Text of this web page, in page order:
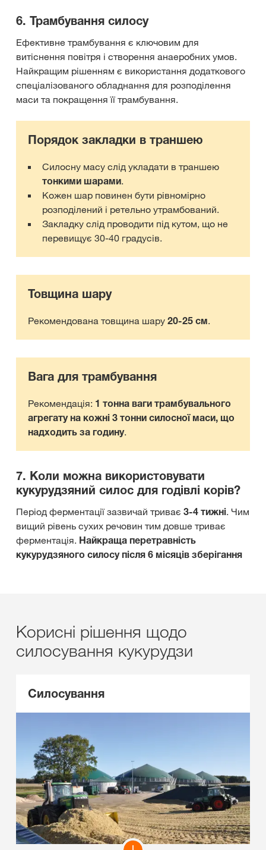
6. Трамбування силосу
Ефективне трамбування є ключовим для
витіснення повітря і створення анаеробних умов.
Найкращим рішенням є використання додаткового
спеціалізованого обладнання для розподілення
маси та покращення її трамбування.
Порядок закладки в траншею
Силосну масу слід укладати в траншею
тонкими шарами.
Кожен шар повинен бути рівномірно
розподілений і ретельно утрамбований.
Закладку слід проводити під кутом, що не
перевищує 30-40 градусів.
Товщина шару
Рекомендована товщина шару 20-25 см.
Вага для трамбування
Рекомендація: 1 тонна ваги трамбувального
агрегату на кожні 3 тонни силосної маси, що
надходить за годину.
7. Коли можна використовувати
кукурудзяний силос для годівлі корів?
Період ферментації зазвичай триває 3-4 тижні. Чим
вищий рівень сухих речовин тим довше триває
ферментація. Найкраща перетравність
кукурудзяного силосу після 6 місяців зберігання
Корисні рішення щодо
силосування кукурудзи
Силосування